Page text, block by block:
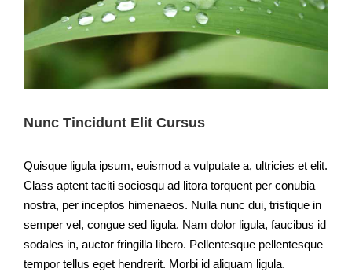
Nunc Tincidunt Elit Cursus
Quisque ligula ipsum, euismod a vulputate a, ultricies et elit.
Class aptent taciti sociosqu ad litora torquent per conubia
nostra, per inceptos himenaeos. Nulla nunc dui, tristique in
semper vel, congue sed ligula. Nam dolor ligula, faucibus id
sodales in, auctor fringilla libero. Pellentesque pellentesque
tempor tellus eget hendrerit. Morbi id aliquam ligula.